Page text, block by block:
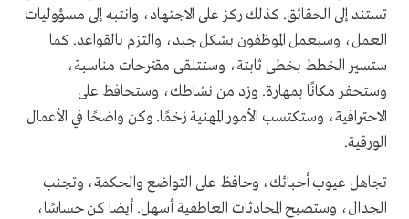
تستند إلى الحقائق. كذلك ركز على الاجتهاد، وانتبه إلى مسؤوليات
العمل، وسيعمل الموظفون بشكل جيد، والتزم بالقواعد. كما
ستسير الخطط بخطى ثابتة، وستتلقى مقترحات مناسبة،
وستحفر مكانًا بمهارة. وزد من نشاطك، وستحافظ على
الاحترافية، وستكتسب الأمور المهنية زخمًا. وكن واضحًا في الأعمال
الورقية.
تجاهل عيوب أحبائك، وحافظ على التواضع والحكمة، وتجنب
الجدال، وستصبح المحادثات العاطفية أسهل. أيضا كن حساسًا،